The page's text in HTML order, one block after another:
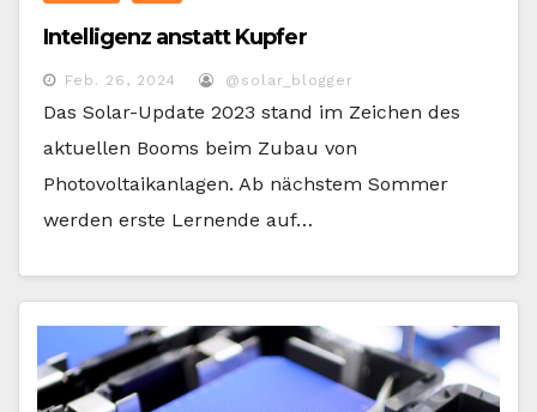
Intelligenz anstatt Kupfer
Feb. 26, 2024 @solar_blogger
Das Solar-Update 2023 stand im Zeichen des
aktuellen Booms beim Zubau von
Photovoltaikanlagen. Ab nächstem Sommer
werden erste Lernende auf…